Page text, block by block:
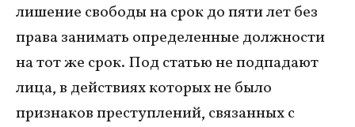
лишение свободы на срок до пяти лет без
права занимать определенные должности
на тот же срок. Под статью не подпадают
лица, в действиях которых не было
признаков преступлений, связанных с